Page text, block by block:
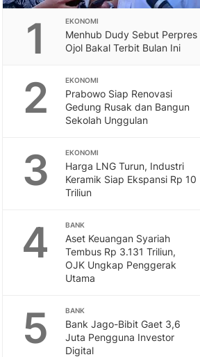
1 EKONOMI
Menhub Dudy Sebut Perpres
Ojol Bakal Terbit Bulan Ini
2 EKONOMI
Prabowo Siap Renovasi
Gedung Rusak dan Bangun
Sekolah Unggulan
3 EKONOMI
Harga LNG Turun, Industri
Keramik Siap Ekspansi Rp 10
Triliun
4 BANK
Aset Keuangan Syariah
Tembus Rp 3.131 Triliun,
OJK Ungkap Penggerak
Utama
5 BANK
Bank Jago-Bibit Gaet 3,6
Juta Pengguna Investor
Digital